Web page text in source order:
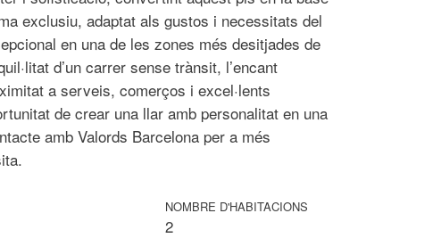
exclusiu, adaptat als gustos i necessitats del
en una de les zones més desitjades de
d’un carrer sense trànsit, l’encant
a serveis, comerços i excel·lents
de crear una llar amb personalitat en una
amb Valords Barcelona per a més
NOMBRE D'HABITACIONS
2